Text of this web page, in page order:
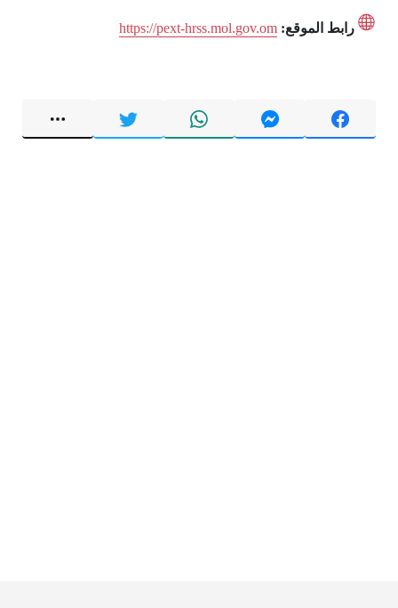
رابط الموقع: https://pext-hrss.mol.gov.om